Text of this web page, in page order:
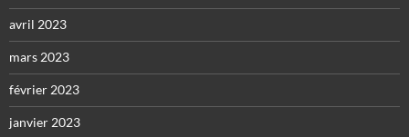
avril 2023
mars 2023
février 2023
janvier 2023